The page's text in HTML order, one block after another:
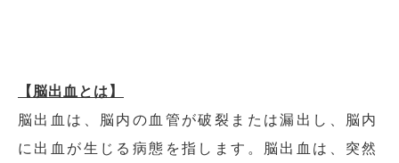
【脳出血とは】
脳出血は、脳内の血管が破裂または漏出し、脳内
に出血が生じる病態を指します。脳出血は、突然